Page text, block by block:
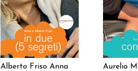
Alberto Friso Anna
Aurelio